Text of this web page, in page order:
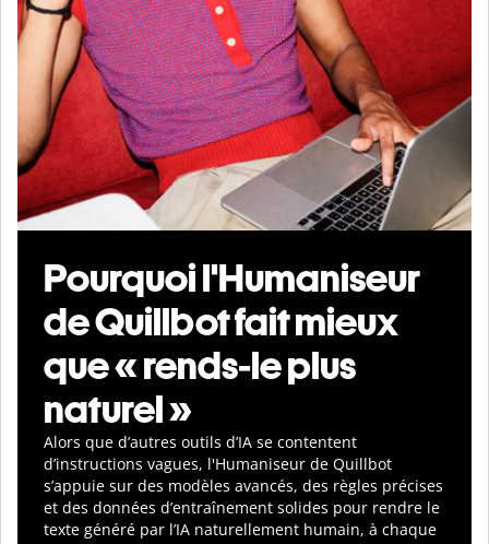
Pourquoi l'Humaniseur
de Quillbot fait mieux
que « rends-le plus
naturel »
Alors que d’autres outils d’IA se contentent
d’instructions vagues, l'Humaniseur de Quillbot
s’appuie sur des modèles avancés, des règles précises
et des données d’entraînement solides pour rendre le
texte généré par l’IA naturellement humain, à chaque